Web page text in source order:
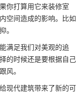
你打算用它来装修室
空间造成的影响。比如
。
满足我们对美观的追
的时候还是要根据自己
风。
现代建筑带来了新的可